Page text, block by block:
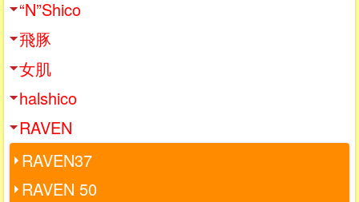
“N”Shico
飛豚
女肌
halshico
RAVEN
RAVEN37
RAVEN 50